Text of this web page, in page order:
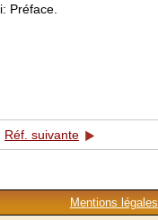
Préface.
Réf. suivante
Mentions légales